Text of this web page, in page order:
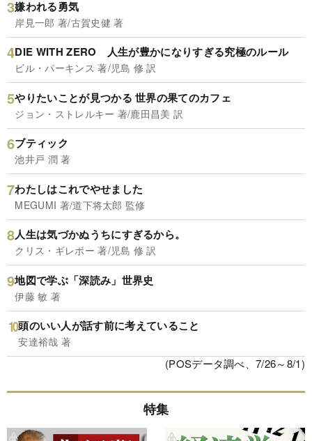
嫌われる勇気
岸見一郎 著/古賀史健 著
DIE WITH ZERO 人生が豊かになりすぎる究極のルール
ビル・パーキンス 著/児島 修 訳
やりたいことが見つかる 世界の果てのカフェ
ジョン・ストレルキー 著/鹿田昌美 訳
ブティック
池井戸 潤 著
わたしはこれでやせました
MEGUMI 著/道下将太郎 監修
人生は気づかぬうちにすぎるから。
クリス・ギレボー 著/児島 修 訳
地図で学ぶ「深読み」世界史
伊藤 敏 著
頭のいい人が話す前に考えていること
安達裕哉 著
(POSデータ調べ、7/26～8/1)
特集